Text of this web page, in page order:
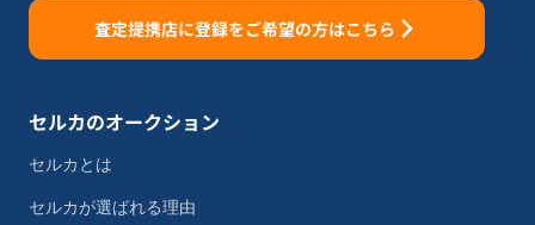
査定提携店に登録をご希望の方はこちら
セルカのオークション
セルカとは
セルカが選ばれる理由